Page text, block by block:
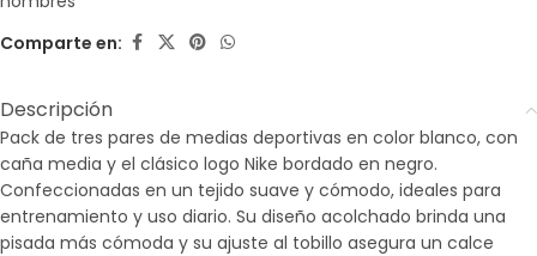
Comparte en:
Descripción
Pack de tres pares de medias deportivas en color blanco, con
caña media y el clásico logo Nike bordado en negro.
Confeccionadas en un tejido suave y cómodo, ideales para
entrenamiento y uso diario. Su diseño acolchado brinda una
pisada más cómoda y su ajuste al tobillo asegura un calce